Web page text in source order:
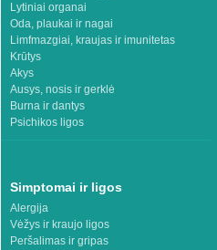
Lytiniai organai
Oda, plaukai ir nagai
Limfmazgiai, kraujas ir imunitetas
Krūtys
Akys
Ausys, nosis ir gerklė
Burna ir dantys
Psichikos ligos
Simptomai ir ligos
Alergija
Vėžys ir kraujo ligos
Peršalimas ir gripas